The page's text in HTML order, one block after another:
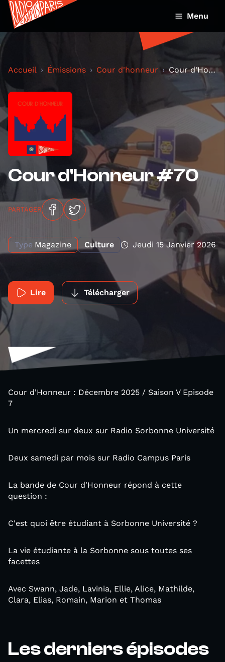
Menu
Accueil Émissions Cour d'honneur Cour d'Honneur #70
Cour d'Honneur #70
PARTAGER
Type Magazine Culture Jeudi 15 Janvier 2026
Lire Télécharger
Cour d'Honneur : Décembre 2025 / Saison V Episode
7
Un mercredi sur deux sur Radio Sorbonne Université
Deux samedi par mois sur Radio Campus Paris
La bande de Cour d'Honneur répond à cette
question :
C'est quoi être étudiant à Sorbonne Université ?
La vie étudiante à la Sorbonne sous toutes ses
facettes
Avec Swann, Jade, Lavinia, Ellie, Alice, Mathilde,
Clara, Elias, Romain, Marion et Thomas
Les derniers épisodes